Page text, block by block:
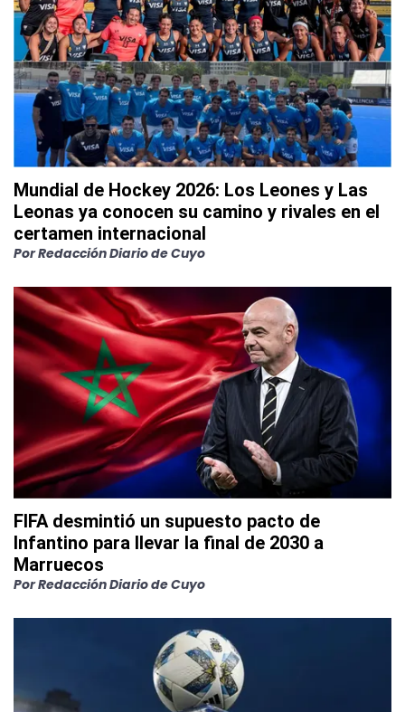
Mundial de Hockey 2026: Los Leones y Las
Leonas ya conocen su camino y rivales en el
certamen internacional
PorRedacción Diario de Cuyo
FIFA desmintió un supuesto pacto de
Infantino para llevar la final de 2030 a
Marruecos
PorRedacción Diario de Cuyo